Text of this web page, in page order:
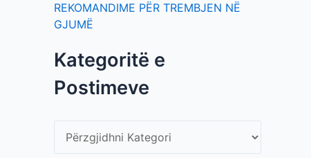
REKOMANDIME PËR TREMBJEN NË
GJUMË
Kategoritë e
Postimeve